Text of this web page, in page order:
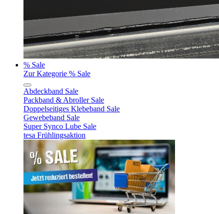
% Sale
Zur Kategorie % Sale
Abdeckband Sale
Packband & Abroller Sale
Doppelseitiges Klebeband Sale
Gewebeband Sale
Super Synco Lube Sale
tesa Frühlingsaktion